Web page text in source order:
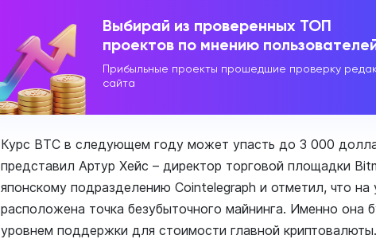
Выбирай из проверенных ТОП
проектов по мнению
Прибыльные проекты прошедшие проверку
сайта
Курс BTC в следующем году может упасть до 3 000
представил Артур Хейс – директор торговой площадки
японскому подразделению Cointelegraph и отметил, что
расположена точка безубыточного майнинга. Именно она
уровнем поддержки для стоимости главной криптовалюты.